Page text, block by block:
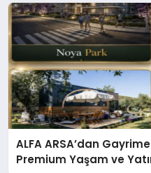
ALFA ARSA’dan
Premium Yaşam ve